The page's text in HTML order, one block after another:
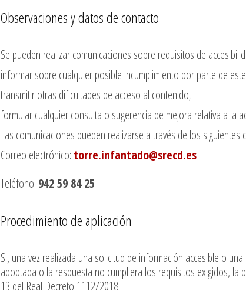
Observaciones y datos de contacto
Se pueden realizar comunicaciones sobre requisitos de
informar sobre cualquier posible incumplimiento por parte de
transmitir otras dificultades de acceso al contenido;
formular cualquier consulta o sugerencia de mejora relativa a la
Las comunicaciones pueden realizarse a través de los siguientes
Correo electrónico: torre.infantado@srecd.es
Teléfono: 942 59 84 25
Procedimiento de aplicación
Si, una vez realizada una solicitud de información accesible o
adoptada o la respuesta no cumpliera los requisitos exigidos,
13 del Real Decreto 1112/2018.